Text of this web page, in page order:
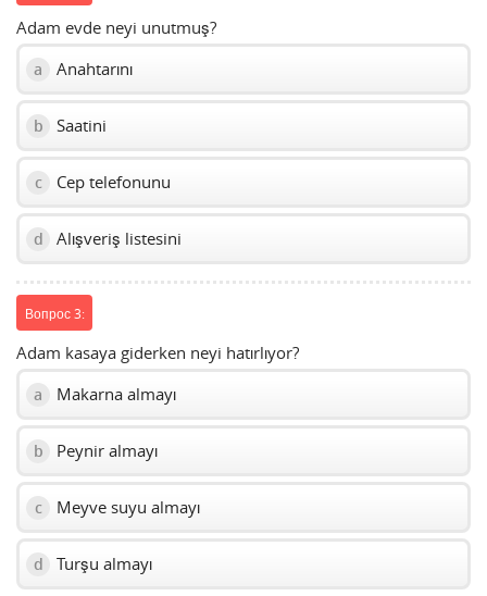
Adam evde neyi unutmuş?
a Anahtarını
b Saatini
c Cep telefonunu
d Alışveriş listesini
Вопрос 3:
Adam kasaya giderken neyi hatırlıyor?
a Makarna almayı
b Peynir almayı
c Meyve suyu almayı
d Turşu almayı